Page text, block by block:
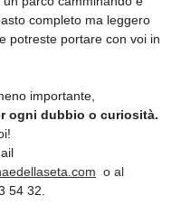
completo ma leggero
potreste portare con voi in
importante,
ogni dubbio o curiosità.
o al
54 32.